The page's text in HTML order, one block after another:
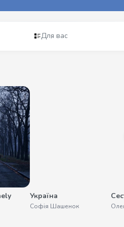
Для вас
Україна
Софія Шашенок